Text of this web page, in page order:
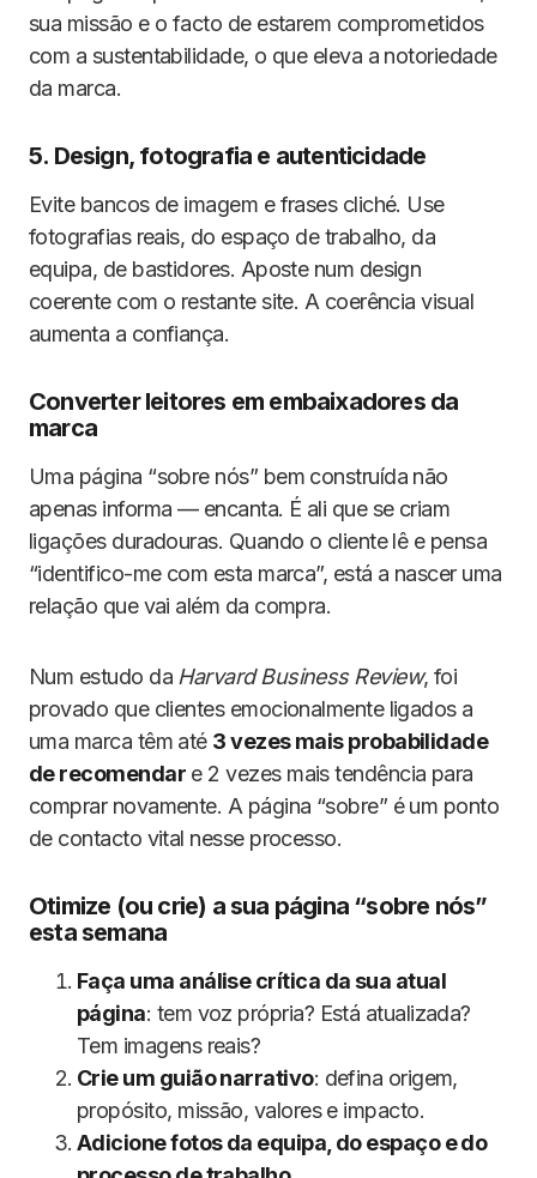
sua missão e o facto de estarem comprometidos
com a sustentabilidade, o que eleva a notoriedade
da marca.
5. Design, fotografia e autenticidade
Evite bancos de imagem e frases cliché. Use
fotografias reais, do espaço de trabalho, da
equipa, de bastidores. Aposte num design
coerente com o restante site. A coerência visual
aumenta a confiança.
Converter leitores em embaixadores da
marca
Uma página “sobre nós” bem construída não
apenas informa — encanta. É ali que se criam
ligações duradouras. Quando o cliente lê e pensa
“identifico-me com esta marca”, está a nascer uma
relação que vai além da compra.
Num estudo da Harvard Business Review, foi
provado que clientes emocionalmente ligados a
uma marca têm até 3 vezes mais probabilidade
de recomendare 2 vezes mais tendência para
comprar novamente. A página “sobre” é um ponto
de contacto vital nesse processo.
Otimize (ou crie) a sua página “sobre nós”
esta semana
Faça uma análise crítica da sua atual
página: tem voz própria? Está atualizada?
Tem imagens reais?
Crie um guião narrativo: defina origem,
propósito, missão, valores e impacto.
Adicione fotos da equipa, do espaço e do